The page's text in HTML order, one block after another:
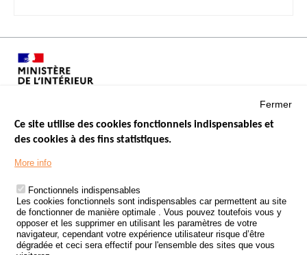
Menu
Footer
LES SITES PUBLICS
ÉTAT DE L’INSÉCURITÉ ROUTIÈRE
TRAITEMENT DES DONNÉES PERSONNELLES DES ACCIDENTS DE
LA ROUTE
ETUDES ET RECHERCHES
Fermer
Ce site utilise des cookies fonctionnels indispensables et
des cookies à des fins statistiques.
More info
Fonctionnels indispensables
Les cookies fonctionnels sont indispensables car permettent au site
de fonctionner de manière optimale . Vous pouvez toutefois vous y
opposer et les supprimer en utilisant les paramètres de votre
navigateur, cependant votre expérience utilisateur risque d’être
dégradée et ceci sera effectif pour l'ensemble des sites que vous